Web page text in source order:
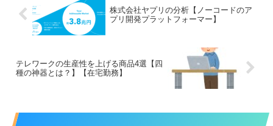
株式会社ヤプリの分析【ノーコードのア
プリ開発プラットフォーマー】
テレワークの生産性を上げる商品4選【四
種の神器とは？】【在宅勤務】